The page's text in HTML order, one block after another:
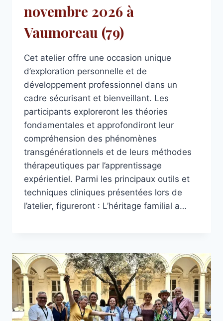
novembre 2026 à
Vaumoreau (79)
Cet atelier offre une occasion unique
d’exploration personnelle et de
développement professionnel dans un
cadre sécurisant et bienveillant. Les
participants exploreront les théories
fondamentales et approfondiront leur
compréhension des phénomènes
transgénérationnels et de leurs méthodes
thérapeutiques par l’apprentissage
expérientiel. Parmi les principaux outils et
techniques cliniques présentées lors de
l’atelier, figureront : L’héritage familial a…